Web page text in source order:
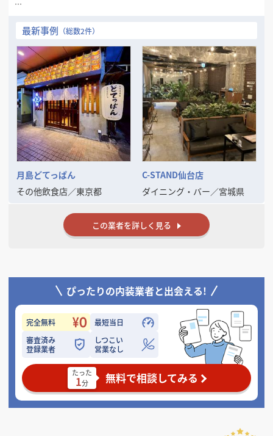
「標準化 × コスト最適化 × スピード」をバランス良く実現できるのが
当社の強みです。
VE（バリューエンジニアリング）提案を通じて、コストを抑えながらも
ブランドの世界観を保った施工を実現。夜間・短納期・遠方対応も可能
です。
現在、全国エリアでのスポット案件・継続支援体制の構築も進めてお
り、信頼関係を重視したパートナーシップ型の対応を行っております。
出店拡大や施設リブランディングをお考えの企業様の右腕として、
**「現場を理解した提案ができる内装会社」**としてぜひご検討くださ
い。
まずは御社のご意向・条件をヒアリングさせていただけましたら幸いで
す。
最新事例 （総数2件）
月島どてっぱん
その他飲食店／東京都
C-STAND仙台店
ダイニング・バー／宮城県
この業者を詳しく見る
ぴったりの内装業者と出会える!
完全無料
最短当日
審査済み
登録業者
しつこい
営業なし
たった
1分 無料で相談してみる